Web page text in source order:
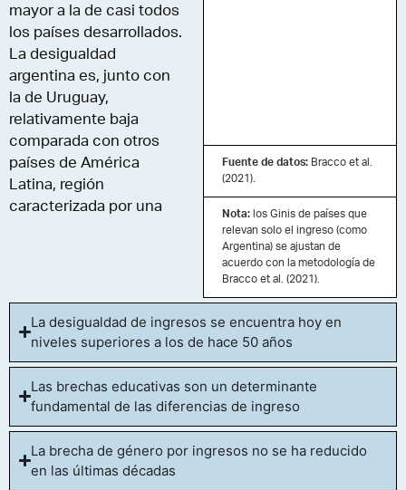
mayor a la de casi todos
los países desarrollados.
La desigualdad
argentina es, junto con
la de Uruguay,
relativamente baja
comparada con otros
países de América
Latina, región
caracterizada por una
muestra la desigualdad
del consumo per cápita
y no la del ingreso per
cápita, como se hizo
anteriormente. Esto se
debe a que en la mayoría
Asia, en donde hay una
parte importante de la
Fuente de datos: Bracco et al.
(2021).
Nota: los Ginis de países que
relevan solo el ingreso (como
Argentina) se ajustan de
acuerdo con la metodología de
Bracco et al. (2021).
La desigualdad de ingresos se encuentra hoy en
niveles superiores a los de hace 50 años
Las brechas educativas son un determinante
fundamental de las diferencias de ingreso
La brecha de género por ingresos no se ha reducido
en las últimas décadas